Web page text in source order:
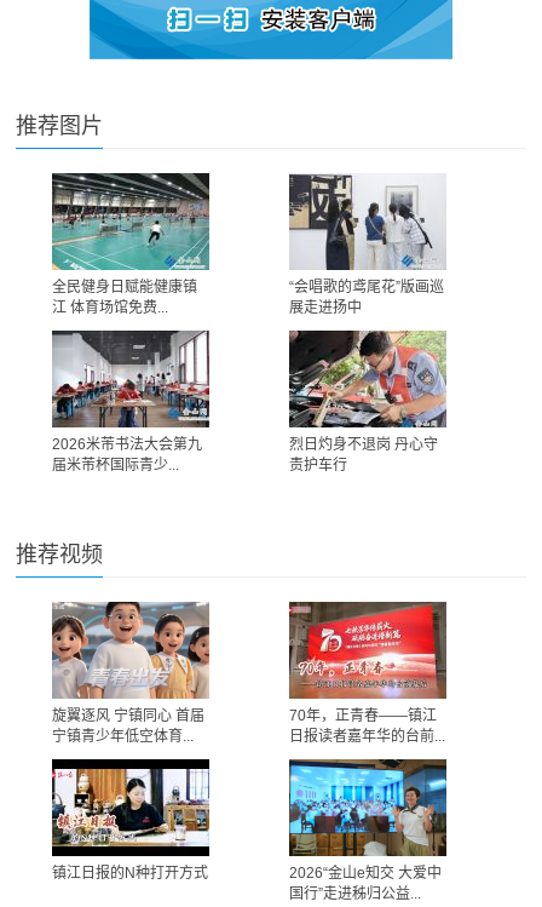
推荐图片
全民健身日赋能健康镇
江 体育场馆免费...
“会唱歌的鸢尾花”版画巡
展走进扬中
2026米芾书法大会第九
届米芾杯国际青少...
烈日灼身不退岗 丹心守
责护车行
推荐视频
旋翼逐风 宁镇同心 首届
宁镇青少年低空体育...
70年，正青春——镇江
日报读者嘉年华的台前...
镇江日报的N种打开方式
2026“金山e知交 大爱中
国行”走进秭归公益...